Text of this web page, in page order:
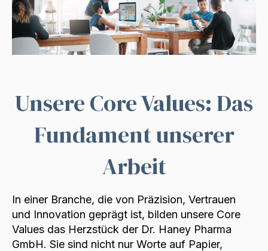
Unsere Core Values: Das
Fundament unserer
Arbeit
In einer Branche, die von Präzision, Vertrauen
und Innovation geprägt ist, bilden unsere Core
Values das Herzstück der Dr. Haney Pharma
GmbH. Sie sind nicht nur Worte auf Papier,